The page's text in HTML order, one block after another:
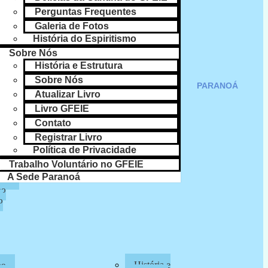
CULTO NO LAR
SAIBA MAIS
História e
PARANOÁ
Perguntas Frequentes
Galeria de Fotos
História do Espiritismo
Sobre Nós
História e Estrutura
Sobre Nós
Atualizar Livro
Livro GFEIE
Contato
Registrar Livro
Política de Privacidade
Trabalho Voluntário no GFEIE
A Sede Paranoá